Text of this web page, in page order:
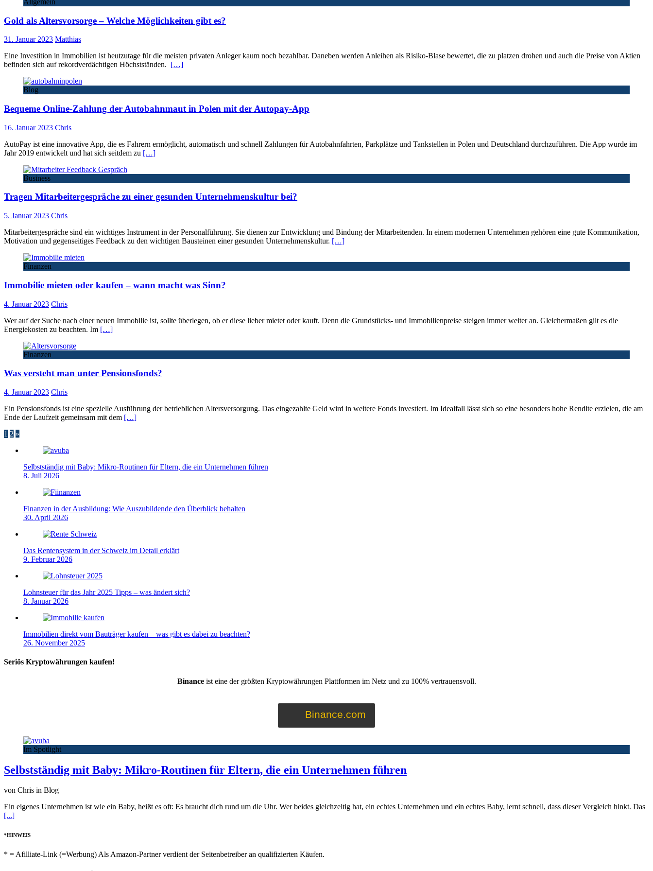
Gold als Altersvorsorge – Welche Möglichkeiten gibt es?
31. Januar 2023 Matthias
Eine Investition in Immobilien ist heutzutage für die meisten privaten Anleger kaum noch bezahlbar. Daneben werden Anleihen als Risiko-Blase bewertet, die zu platzen drohen und auch die Preise von Aktien
befinden sich auf rekordverdächtigen Höchstständen. […]
Blog
Bequeme Online-Zahlung der Autobahnmaut in Polen mit der Autopay-App
16. Januar 2023 Chris
AutoPay ist eine innovative App, die es Fahrern ermöglicht, automatisch und schnell Zahlungen für Autobahnfahrten, Parkplätze und Tankstellen in Polen und Deutschland durchzuführen. Die App wurde im
Jahr 2019 entwickelt und hat sich seitdem zu […]
Business
Tragen Mitarbeitergespräche zu einer gesunden Unternehmenskultur bei?
5. Januar 2023 Chris
Mitarbeitergespräche sind ein wichtiges Instrument in der Personalführung. Sie dienen zur Entwicklung und Bindung der Mitarbeitenden. In einem modernen Unternehmen gehören eine gute Kommunikation,
Motivation und gegenseitiges Feedback zu den wichtigen Bausteinen einer gesunden Unternehmenskultur. […]
Finanzen
Immobilie mieten oder kaufen – wann macht was Sinn?
4. Januar 2023 Chris
Wer auf der Suche nach einer neuen Immobilie ist, sollte überlegen, ob er diese lieber mietet oder kauft. Denn die Grundstücks- und Immobilienpreise steigen immer weiter an. Gleichermaßen gilt es die
Energiekosten zu beachten. Im […]
Finanzen
Was versteht man unter Pensionsfonds?
4. Januar 2023 Chris
Ein Pensionsfonds ist eine spezielle Ausführung der betrieblichen Altersversorgung. Das eingezahlte Geld wird in weitere Fonds investiert. Im Idealfall lässt sich so eine besonders hohe Rendite erzielen, die am
Ende der Laufzeit gemeinsam mit dem […]
Seitennummerierung
der
Beiträge
1 2 »
Selbstständig mit Baby: Mikro-Routinen für Eltern, die ein Unternehmen führen
8. Juli 2026
Finanzen in der Ausbildung: Wie Auszubildende den Überblick behalten
30. April 2026
Das Rentensystem in der Schweiz im Detail erklärt
9. Februar 2026
Lohnsteuer für das Jahr 2025 Tipps – was ändert sich?
8. Januar 2026
Immobilien direkt vom Bauträger kaufen – was gibt es dabei zu beachten?
26. November 2025
Seriös Kryptowährungen kaufen!
Binanceist eine der größten Kryptowährungen Plattformen im Netz und zu 100% vertrauensvoll.
Binance.com
Im Spotlight
Selbstständig mit Baby: Mikro-Routinen für Eltern, die ein Unternehmen führen
von Chris in Blog
Ein eigenes Unternehmen ist wie ein Baby, heißt es oft: Es braucht dich rund um die Uhr. Wer beides gleichzeitig hat, ein echtes Unternehmen und ein echtes Baby, lernt schnell, dass dieser Vergleich hinkt. Das
[...]
*HINWEIS
* = Afilliate-Link (=Werbung) Als Amazon-Partner verdient der Seitenbetreiber an qualifizierten Käufen.